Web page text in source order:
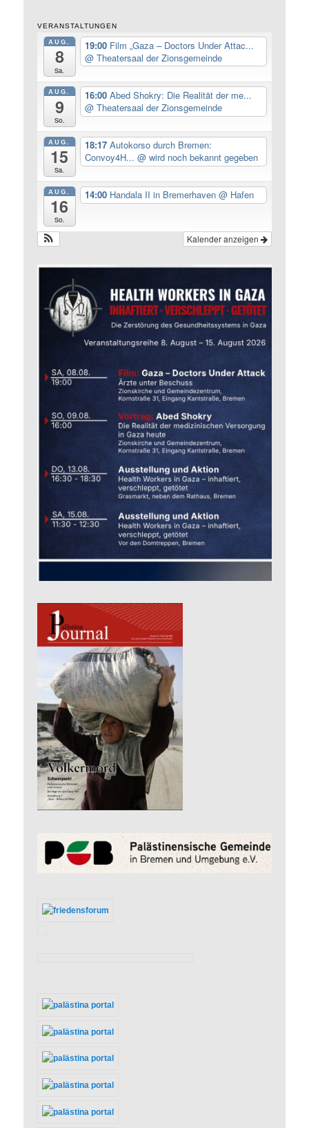
VERANSTALTUNGEN
AUG.
8
Sa.
19:00 Film „Gaza – Doctors Under Attac...
@ Theatersaal der Zionsgemeinde
AUG.
9
So.
16:00 Abed Shokry: Die Realität der me...
@ Theatersaal der Zionsgemeinde
AUG.
15
Sa.
18:17 Autokorso durch Bremen:
Convoy4H... @ wird noch bekannt gegeben
AUG.
16
So.
14:00 Handala II in Bremerhaven @ Hafen
Kalender anzeigen